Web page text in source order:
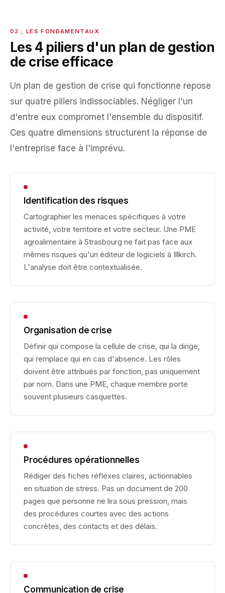
Les 4 piliers d'un plan de gestion
de crise efficace
Un plan de gestion de crise qui fonctionne repose
sur quatre piliers indissociables. Négliger l'un
d'entre eux compromet l'ensemble du dispositif.
Ces quatre dimensions structurent la réponse de
l'entreprise face à l'imprévu.
Identification des risques
Cartographier les menaces spécifiques à votre
activité, votre territoire et votre secteur. Une PME
agroalimentaire à Strasbourg ne fait pas face aux
mêmes risques qu'un éditeur de logiciels à Illkirch.
L'analyse doit être contextualisée.
Organisation de crise
Définir qui compose la cellule de crise, qui la dirige,
qui remplace qui en cas d'absence. Les rôles
doivent être attribués par fonction, pas uniquement
par nom. Dans une PME, chaque membre porte
souvent plusieurs casquettes.
Procédures opérationnelles
Rédiger des fiches réflexes claires, actionnables
en situation de stress. Pas un document de 200
pages que personne ne lira sous pression, mais
des procédures courtes avec des actions
concrètes, des contacts et des délais.
Communication de crise